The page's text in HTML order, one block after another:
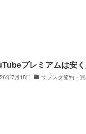
プレミアムは安
年7月18日 サブスク節約・